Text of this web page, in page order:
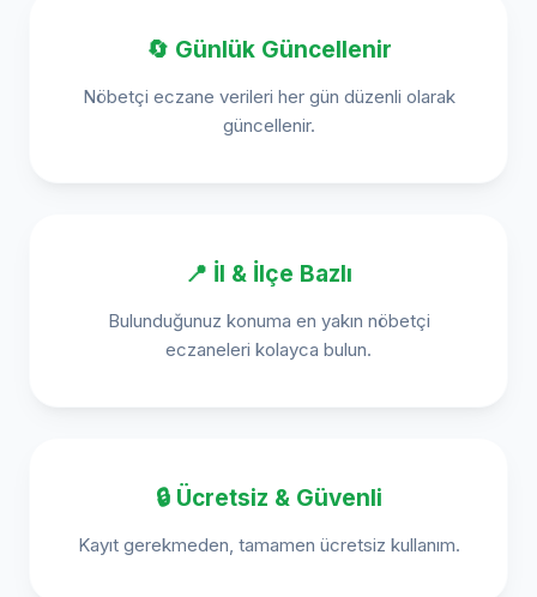
🔄 Günlük Güncellenir
Nöbetçi eczane verileri her gün düzenli olarak
güncellenir.
📍 İl & İlçe Bazlı
Bulunduğunuz konuma en yakın nöbetçi
eczaneleri kolayca bulun.
🔒 Ücretsiz & Güvenli
Kayıt gerekmeden, tamamen ücretsiz kullanım.